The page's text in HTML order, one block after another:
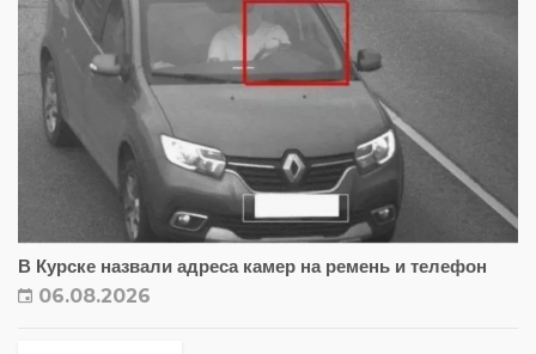
В Курске назвали адреса камер на ремень и телефон
06.08.2026